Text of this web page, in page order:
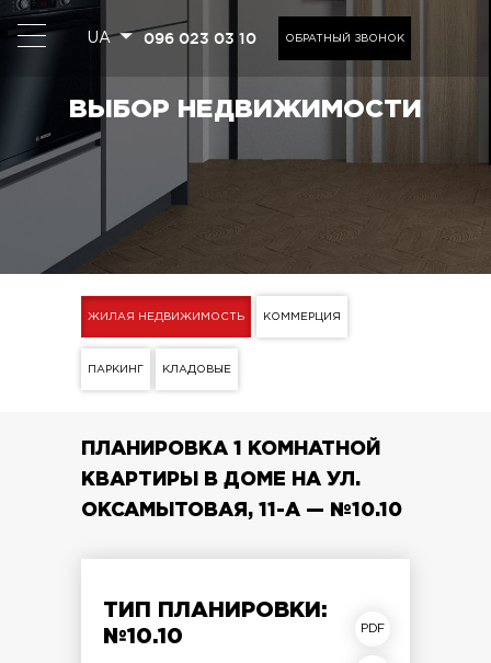
UA 096 023 03 10 ОБРАТНЫЙ ЗВОНОК
ВЫБОР НЕДВИЖИМОСТИ
ЖИЛАЯ НЕДВИЖИМОСТЬ КОММЕРЦИЯ
ПАРКИНГ КЛАДОВЫЕ
ПЛАНИРОВКА 1 КОМНАТНОЙ
КВАРТИРЫ В ДОМЕ НА УЛ.
ОКСАМЫТОВАЯ, 11-А — №10.10
ТИП ПЛАНИРОВКИ:
№10.10
план квартиры